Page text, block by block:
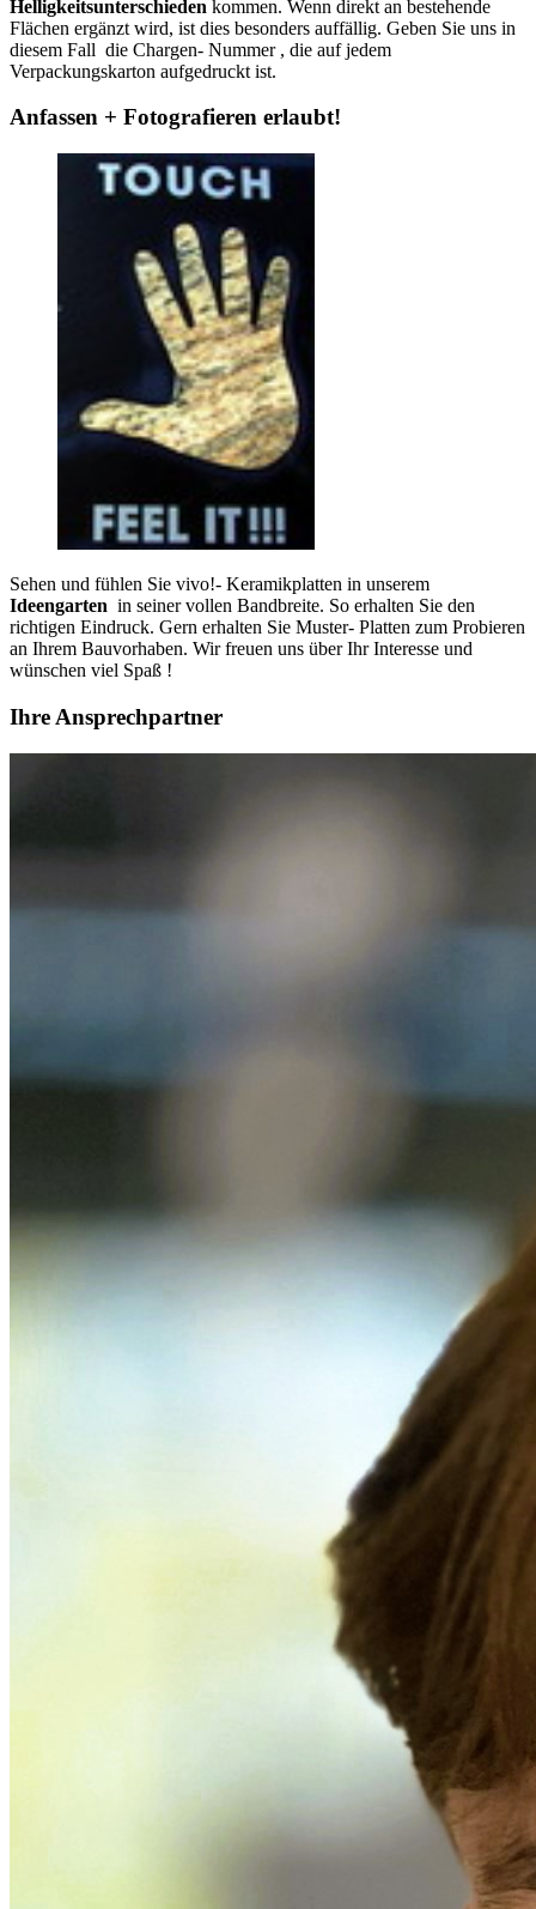
Helligkeitsunterschieden kommen. Wenn direkt an bestehende
Flächen ergänzt wird, ist dies besonders auffällig. Geben Sie uns in
diesem Fall die Chargen- Nummer , die auf jedem
Verpackungskarton aufgedruckt ist.
Anfassen + Fotografieren erlaubt!
Sehen und fühlen Sie vivo!- Keramikplatten in unserem
Ideengarten in seiner vollen Bandbreite. So erhalten Sie den
richtigen Eindruck. Gern erhalten Sie Muster- Platten zum Probieren
an Ihrem Bauvorhaben. Wir freuen uns über Ihr Interesse und
wünschen viel Spaß !
Ihre Ansprechpartner